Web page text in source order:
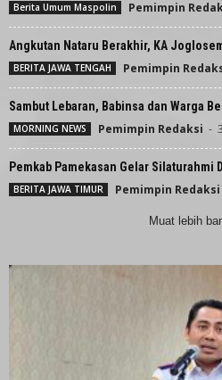
Berita Umum Maspolin Pemimpin
Angkutan Nataru Berakhir, KA
BERITA JAWA TENGAH Pemimpin
Sambut Lebaran, Babinsa dan Warga
MORNING NEWS Pemimpin Redaksi -
Pemkab Pamekasan Gelar Silaturahmi
BERITA JAWA TIMUR Pemimpin Redaksi
Muat lebih